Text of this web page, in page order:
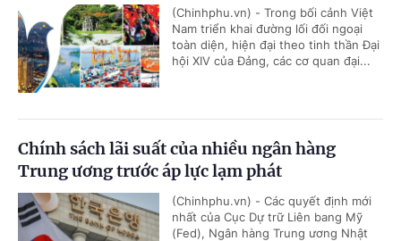
(Chinhphu.vn) - Trong bối cảnh Việt
Nam triển khai đường lối đối ngoại
toàn diện, hiện đại theo tinh thần Đại
hội XIV của Đảng, các cơ quan đại...
Chính sách lãi suất của nhiều ngân hàng
Trung ương trước áp lực lạm phát
(Chinhphu.vn) - Các quyết định mới
nhất của Cục Dự trữ Liên bang Mỹ
(Fed), Ngân hàng Trung ương Nhật